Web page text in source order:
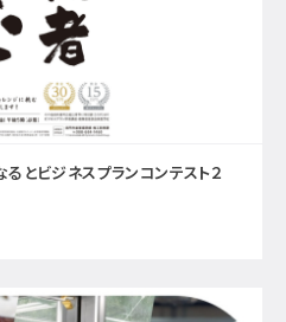
るとビジネスプランコンテスト２